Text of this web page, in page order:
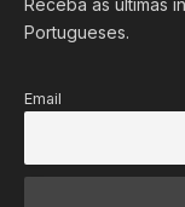
Portugueses.
Email